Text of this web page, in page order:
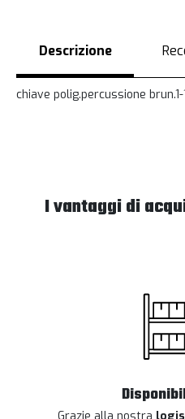
Descrizione
chiave polig.percussione brun.1-
I vantaggi di
Grazie alla nostra